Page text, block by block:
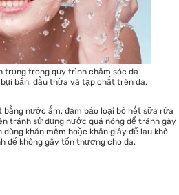
trọng trong quy trình chăm sóc da
bẩn, dầu thừa và tạp chất trên da,
nước ấm, đảm bảo loại bỏ hết sữa rửa
tránh sử dụng nước quá nóng để tránh gây
khăn mềm hoặc khăn giấy để lau khô
để không gây tổn thương cho da.